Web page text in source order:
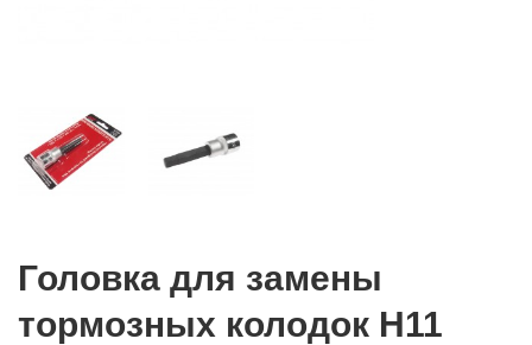
Головка для замены
тормозных колодок H11